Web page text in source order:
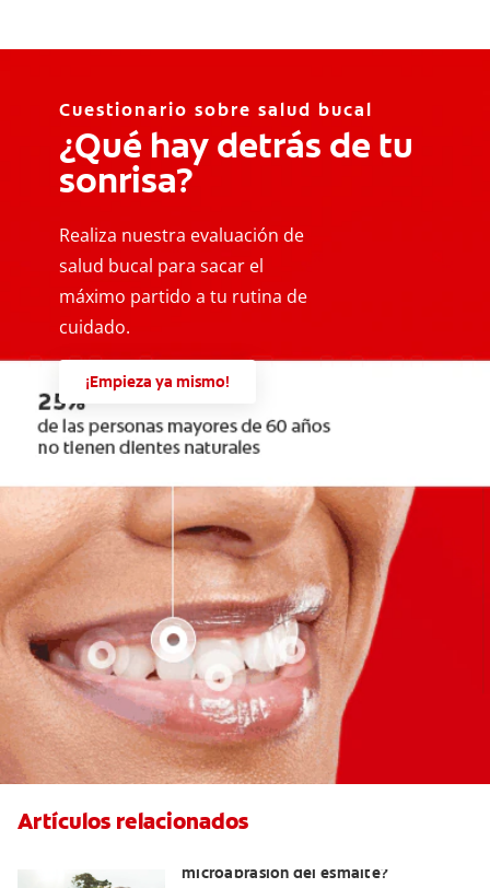
Cuestionario sobre salud bucal
¿Qué hay detrás de tu
sonrisa?
Realiza nuestra evaluación de
salud bucal para sacar el
máximo partido a tu rutina de
cuidado.
¡Empieza ya mismo!
Artículos relacionados
microabrasión del esmalte?